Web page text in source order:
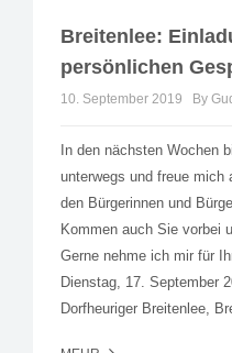
Breitenlee:
persönlichen
10. September 2019 By
In den nächsten Wochen
unterwegs und freue mich
den Bürgerinnen und
Kommen auch Sie vorbei
Gerne nehme ich mir für
Dienstag, 17. September
Dorfheuriger Breitenlee,